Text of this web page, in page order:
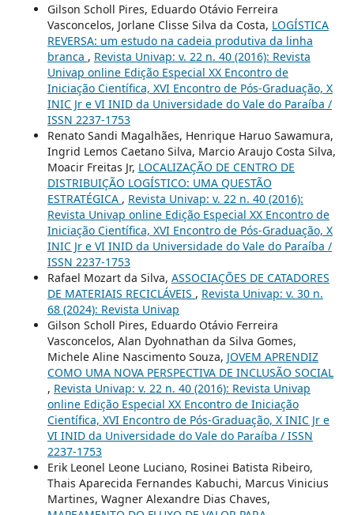
Gilson Scholl Pires, Eduardo Otávio Ferreira
Vasconcelos, Jorlane Clisse Silva da Costa, LOGÍSTICA
REVERSA: um estudo na cadeia produtiva da linha
branca , Revista Univap: v. 22 n. 40 (2016): Revista
Univap online Edição Especial XX Encontro de
Iniciação Científica, XVI Encontro de Pós-Graduação, X
INIC Jr e VI INID da Universidade do Vale do Paraíba /
ISSN 2237-1753
Renato Sandi Magalhães, Henrique Haruo Sawamura,
Ingrid Lemos Caetano Silva, Marcio Araujo Costa Silva,
Moacir Freitas Jr, LOCALIZAÇÃO DE CENTRO DE
DISTRIBUIÇÃO LOGÍSTICO: UMA QUESTÃO
ESTRATÉGICA , Revista Univap: v. 22 n. 40 (2016):
Revista Univap online Edição Especial XX Encontro de
Iniciação Científica, XVI Encontro de Pós-Graduação, X
INIC Jr e VI INID da Universidade do Vale do Paraíba /
ISSN 2237-1753
Rafael Mozart da Silva, ASSOCIAÇÕES DE CATADORES
DE MATERIAIS RECICLÁVEIS , Revista Univap: v. 30 n.
68 (2024): Revista Univap
Gilson Scholl Pires, Eduardo Otávio Ferreira
Vasconcelos, Alan Dyohnathan da Silva Gomes,
Michele Aline Nascimento Souza, JOVEM APRENDIZ
COMO UMA NOVA PERSPECTIVA DE INCLUSÃO SOCIAL
, Revista Univap: v. 22 n. 40 (2016): Revista Univap
online Edição Especial XX Encontro de Iniciação
Científica, XVI Encontro de Pós-Graduação, X INIC Jr e
VI INID da Universidade do Vale do Paraíba / ISSN
2237-1753
Erik Leonel Leone Luciano, Rosinei Batista Ribeiro,
Thais Aparecida Fernandes Kabuchi, Marcus Vinicius
Martines, Wagner Alexandre Dias Chaves,